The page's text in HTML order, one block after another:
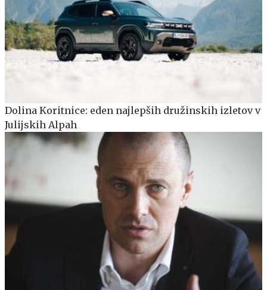
Dolina Koritnice: eden najlepših družinskih izletov v
Julijskih Alpah